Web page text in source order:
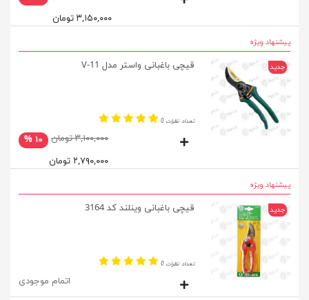
۳,۱۵۰,۰۰۰ تومان
پیشنهاد ویژه
جدید قیچی باغبانی واستر مدل V-11
تعداد نظرات 0
۳,۱۰۰,۰۰۰ تومان
۱۰ %
۲,۷۹۰,۰۰۰ تومان
پیشنهاد ویژه
جدید قیچی باغبانی وینلند کد 3164
تعداد نظرات 0
اتمام موجودی